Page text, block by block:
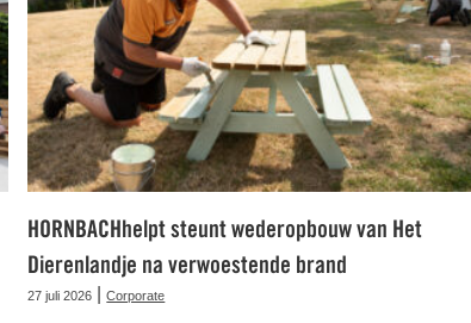
HORNBACHhelpt steunt wederopbouw van Het
Dierenlandje na verwoestende brand
27 juli 2026 |Corporate